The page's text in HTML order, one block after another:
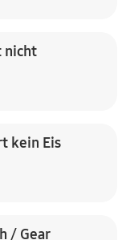
nicht
kein Eis
/ Gear